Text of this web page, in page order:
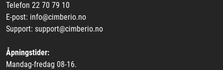
Telefon 22 70 79 10
E-post: info@cimberio.no
Support: support@cimberio.no
Åpningstider:
Mandag-fredag 08-16.